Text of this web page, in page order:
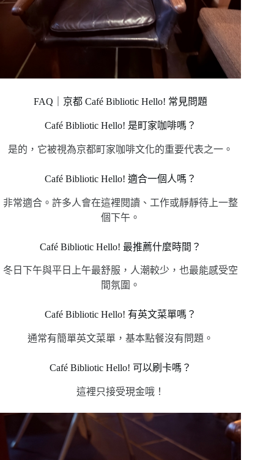
FAQ｜京都 Café Bibliotic Hello! 常見問題
Café Bibliotic Hello! 是町家咖啡嗎？
是的，它被視為京都町家咖啡文化的重要代表之一。
Café Bibliotic Hello! 適合一個人嗎？
非常適合。許多人會在這裡閱讀、工作或靜靜待上一整
個下午。
Café Bibliotic Hello! 最推薦什麼時間？
冬日下午與平日上午最舒服，人潮較少，也最能感受空
間氛圍。
Café Bibliotic Hello! 有英文菜單嗎？
通常有簡單英文菜單，基本點餐沒有問題。
Café Bibliotic Hello! 可以刷卡嗎？
這裡只接受現金哦！